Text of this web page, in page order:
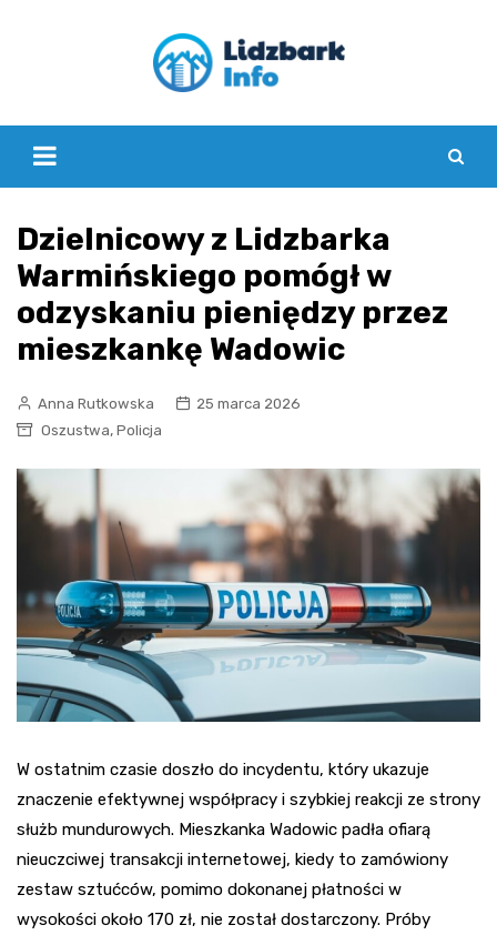
Dzielnicowy z Lidzbarka
Warmińskiego pomógł w
odzyskaniu pieniędzy przez
mieszkankę Wadowic
Anna Rutkowska
25 marca 2026
Oszustwa, Policja
W ostatnim czasie doszło do incydentu, który ukazuje
znaczenie efektywnej współpracy i szybkiej reakcji ze strony
służb mundurowych. Mieszkanka Wadowic padła ofiarą
nieuczciwej transakcji internetowej, kiedy to zamówiony
zestaw sztućców, pomimo dokonanej płatności w
wysokości około 170 zł, nie został dostarczony. Próby